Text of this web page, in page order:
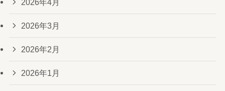
2026年4月
2026年3月
2026年2月
2026年1月